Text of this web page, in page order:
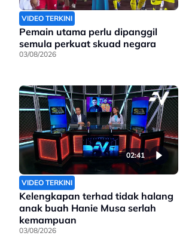
VIDEO TERKINI
Pemain utama perlu dipanggil
semula perkuat skuad negara
03/08/2026
02:41
VIDEO TERKINI
Kelengkapan terhad tidak halang
anak buah Hanie Musa serlah
kemampuan
03/08/2026